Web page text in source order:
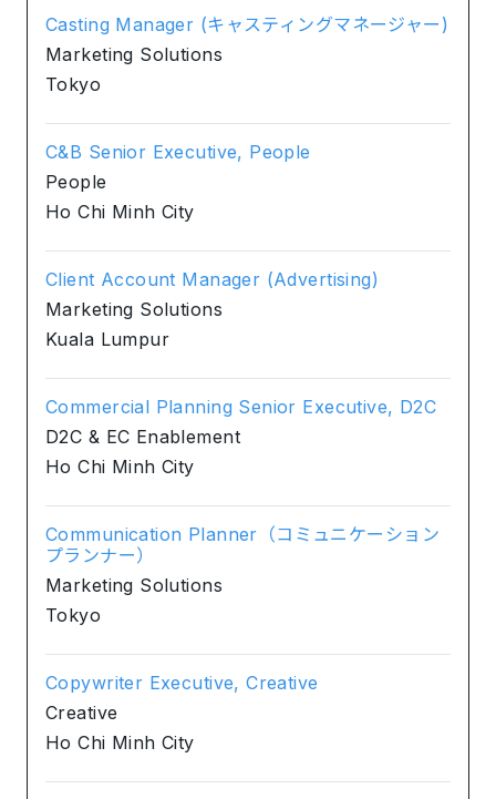
Casting Manager (キャスティングマネージャー)
Marketing Solutions
Tokyo
C&B Senior Executive, People
People
Ho Chi Minh City
Client Account Manager (Advertising)
Marketing Solutions
Kuala Lumpur
Commercial Planning Senior Executive, D2C
D2C & EC Enablement
Ho Chi Minh City
Communication Planner（コミュニケーション
プランナー）
Marketing Solutions
Tokyo
Copywriter Executive, Creative
Creative
Ho Chi Minh City